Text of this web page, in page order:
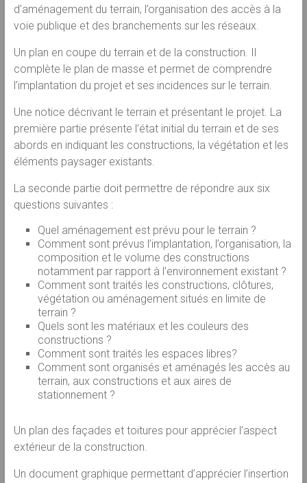
d’aménagement du terrain, l’organisation des accès à la
voie publique et des branchements sur les réseaux.
Un plan en coupe du terrain et de la construction. Il
complète le plan de masse et permet de comprendre
l’implantation du projet et ses incidences sur le terrain.
Une notice décrivant le terrain et présentant le projet. La
première partie présente l’état initial du terrain et de ses
abords en indiquant les constructions, la végétation et les
éléments paysager existants.
La seconde partie doit permettre de répondre aux six
questions suivantes :
Quel aménagement est prévu pour le terrain ?
Comment sont prévus l’implantation, l’organisation, la
composition et le volume des constructions
notamment par rapport à l’environnement existant ?
Comment sont traités les constructions, clôtures,
végétation ou aménagement situés en limite de
terrain ?
Quels sont les matériaux et les couleurs des
constructions ?
Comment sont traités les espaces libres?
Comment sont organisés et aménagés les accès au
terrain, aux constructions et aux aires de
stationnement ?
Un plan des façades et toitures pour apprécier l’aspect
extérieur de la construction.
Un document graphique permettant d’apprécier l’insertion